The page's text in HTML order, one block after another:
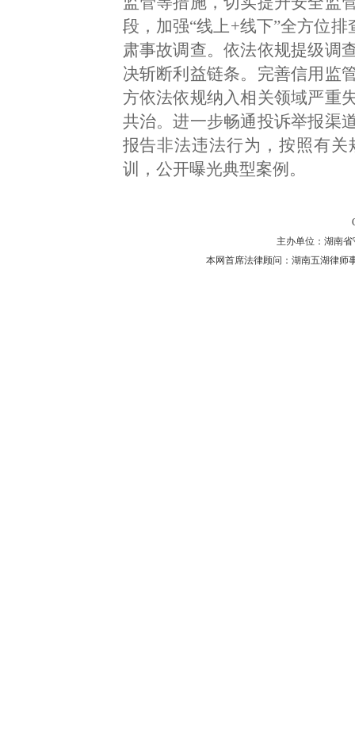
段，加强“线上+线下”全方位
肃事故调查。依法依规提级调
决斩断利益链条。完善信用监
方依法依规纳入相关领域严重
共治。进一步畅通投诉举报渠
报告非法违法行为，按照有
训，公开曝光典型案例。
主办单位：湖南省
本网首席法律顾问：湖南五湖律师